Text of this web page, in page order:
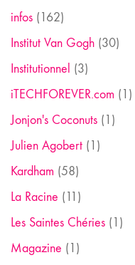
infos (162)
Institut Van Gogh (30)
Institutionnel (3)
iTECHFOREVER.com (1)
Jonjon's Coconuts (1)
Julien Agobert (1)
Kardham (58)
La Racine (11)
Les Saintes Chéries (1)
Magazine (1)